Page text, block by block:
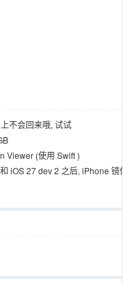
不会回来哦, 试试
Viewer (使用 Swift )
iOS 27 dev 2 之后, iPhone 镜像